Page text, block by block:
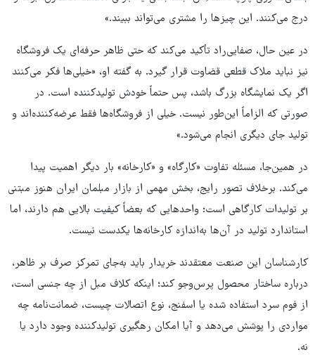
درج می‌کنند. این چیزها را مشتری می‌تواند ببیند.»
در عین حال، صفایی‌راد تأکید می‌کند که حتی ظاهر حرفه‌ای یک فروشگاه
نیز نباید ملاک قطعی قضاوت قرار گیرد. به گفته او، «خیلی‌ها فکر می‌کنند
اگر یک نمایشگاه بزرگ باشد، پس حتماً خودش تولیدکننده است. در
صورتی که الزاماً این‌طور نیست. خیلی از فروشگاه‌ها فقط عرضه‌کننده‌اند و
تولید جای دیگری انجام می‌شود.»
در همین‌جا، مسئله تفاوت «کارگاه» و «کارخانه» بار دیگر اهمیت پیدا
می‌کند. برخلاف تصور رایج، بخش مهمی از بازار مبلمان ایران هنوز مبتنی
بر تولیدات کارگاهی است؛ واحدهایی که بعضاً کیفیت بالایی هم دارند، اما
استاندارد تولید در آن‌ها به‌اندازه کارخانه‌ها یکدست نیست.
کارشناسان این صنعت معتقدند خریدار باید به‌جای تمرکز صرف بر ظاهر،
درباره ساختار محصول پرس‌وجو کند؛ اینکه کلاف مبل از چه جنسی است،
از فوم سرد استفاده شده یا اسفنج، نوع اتصالات چیست، ضمانت‌نامه چه
مواردی را پوشش می‌دهد و آیا امکان رهگیری تولیدکننده وجود دارد یا
نه.